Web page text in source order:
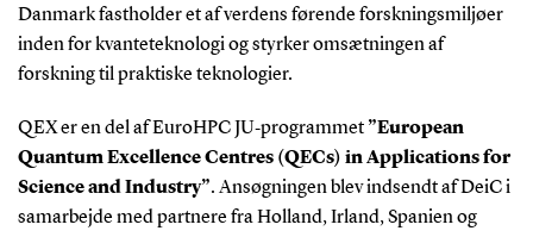
Danmark fastholder et af verdens førende forskningsmiljøer
inden for kvanteteknologi og styrker omsætningen af
forskning til praktiske teknologier.
QEX er en del af EuroHPC JU‑programmet ”European
Quantum Excellence Centres (QECs) in Applications for
Science and Industry”. Ansøgningen blev indsendt af DeiC i
samarbejde med partnere fra Holland, Irland, Spanien og